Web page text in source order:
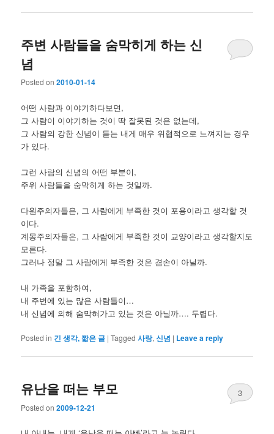
주변 사람들을 숨막히게 하는 신
념
Posted on2010-01-14
어떤 사람과 이야기하다보면,
그 사람이 이야기하는 것이 딱 잘못된 것은 없는데,
그 사람의 강한 신념이 듣는 내게 매우 위협적으로 느껴지는 경우
가 있다.
그런 사람의 신념의 어떤 부분이,
주위 사람들을 숨막히게 하는 것일까.
다원주의자들은, 그 사람에게 부족한 것이 포용이라고 생각할 것
이다.
계몽주의자들은, 그 사람에게 부족한 것이 교양이라고 생각할지도
모른다.
그러나 정말 그 사람에게 부족한 것은 겸손이 아닐까.
내 가족을 포함하여,
내 주변에 있는 많은 사람들이…
내 신념에 의해 숨막혀가고 있는 것은 아닐까…. 두렵다.
Posted in 긴 생각, 짧은 글 |Tagged 사랑,신념 | Leave a reply
유난을 떠는 부모
Posted on2009-12-21
3